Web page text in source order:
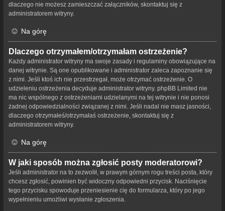
dlaczego nie możesz zamieszczać załączników, skontaktuj się z
administratorem witryny.
Na górę
Dlaczego otrzymałem/otrzymałam ostrzeżenie?
Każdy administrator witryny ma swoje zasady i regulaminy obowiązujące na
danej witrynie. Są one opublikowane i administrator zaleca zapoznanie się
z nimi. Jeśli ktoś ich nie przestrzegał, może otrzymać ostrzeżenie. O
udzieleniu ostrzeżenia decyduje administrator witryny. phpBB Limited nie
ma nic wspólnego z ostrzeżeniami udzielanymi na tej witrynie i nie ponosi
żadnej odpowiedzialności związanej z nimi. Jeśli nadal nie masz jasności,
dlaczego otrzymałeś/otrzymałaś ostrzeżenie, skontaktuj się z
administratorem witryny.
Na górę
W jaki sposób można zgłosić posty moderatorowi?
Jeśli administrator na to zezwolił, w prawym górnym rogu treści posta, który
chcesz zgłosić, powinien być widoczny odpowiedni przycisk. Naciśnięcie
tego przycisku spowoduje przeniesienie cię do formularza, który po jego
wypełnieniu umożliwi wysłanie zgłoszenia.